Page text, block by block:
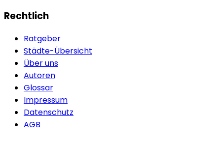
Rechtlich
Ratgeber
Städte-Übersicht
Über uns
Autoren
Glossar
Impressum
Datenschutz
AGB